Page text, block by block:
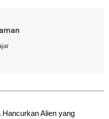
Hancurkan Alien yang